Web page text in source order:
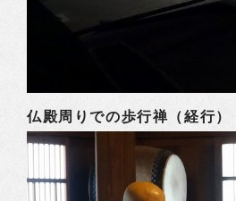
仏殿周りでの歩行禅（経行）